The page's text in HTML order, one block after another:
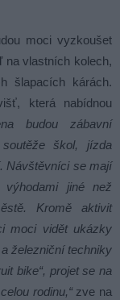
moci vyzkoušet
na vlastních kolech,
šlapacích kárách.
která nabídnou
budou zábavní
škol, jízda
Návštěvníci se mají
jiné než
Kromě aktivit
moci vidět ukázky
železniční techniky
bike“, projet se na
rodinu,“zve na